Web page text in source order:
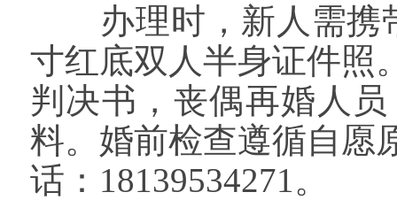
办理时，新人需携
寸红底双人半身证件照
判决书，丧偶再婚人
料。婚前检查遵循自愿
话：18139534271。